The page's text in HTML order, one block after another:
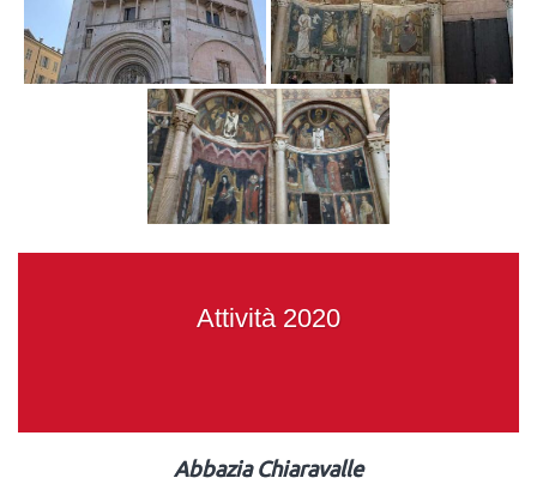
Attività 2020
Abbazia Chiaravalle